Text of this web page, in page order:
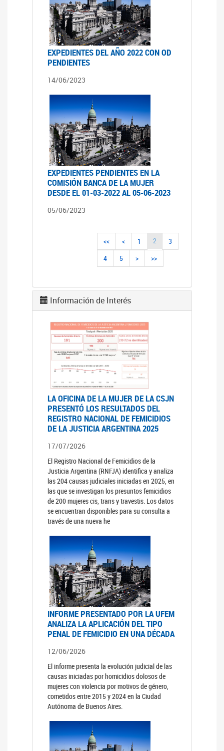
EXPEDIENTES DEL AÑO 2022 CON OD
PENDIENTES
14/06/2023
EXPEDIENTES PENDIENTES EN LA
COMISIÓN BANCA DE LA MUJER
DESDE EL 01-03-2022 AL 05-06-2023
05/06/2023
<< < 1 2
3
4
5 > >>
Información de Interés
LA OFICINA DE LA MUJER DE LA CSJN
PRESENTÓ LOS RESULTADOS DEL
REGISTRO NACIONAL DE FEMICIDIOS
DE LA JUSTICIA ARGENTINA 2025
17/07/2026
El Registro Nacional de Femicidios de la
Justicia Argentina (RNFJA) identifica y analiza
las 204 causas judiciales iniciadas en 2025, en
las que se investigan los presuntos femicidios
de 200 mujeres cis, trans y travestis. Los datos
se encuentran disponibles para su consulta a
través de una nueva he
INFORME PRESENTADO POR LA UFEM
ANALIZA LA APLICACIÓN DEL TIPO
PENAL DE FEMICIDIO EN UNA DÉCADA
12/06/2026
El informe presenta la evolución judicial de las
causas iniciadas por homicidios dolosos de
mujeres con violencia por motivos de género,
cometidos entre 2015 y 2024 en la Ciudad
Autónoma de Buenos Aires.